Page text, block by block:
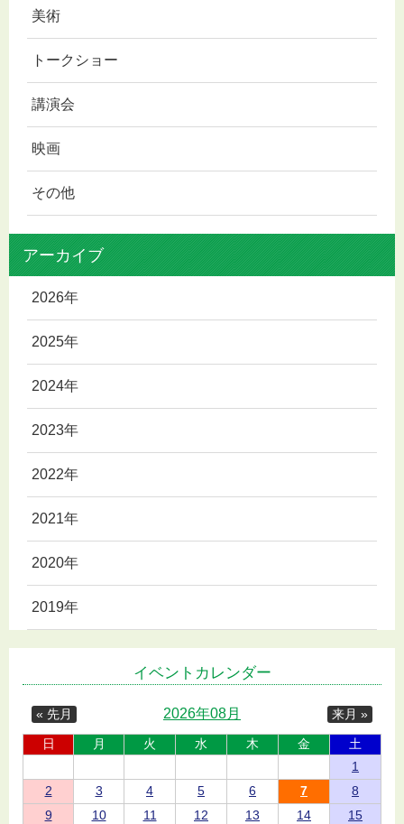
美術
トークショー
講演会
映画
その他
アーカイブ
2026年
2025年
2024年
2023年
2022年
2021年
2020年
2019年
イベントカレンダー
« 先月 来月 »
2026年08月
日 月 火 水 木 金
土
1
2
3 4 5 6 7
8
9
10 11 12 13 14
15